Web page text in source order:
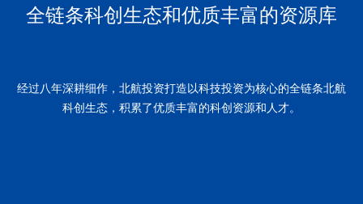
全链条科创生态和优质丰富的资源库
经过八年深耕细作，北航投资打造以科技投资为核心的全链条北航
科创生态，积累了优质丰富的科创资源和人才。